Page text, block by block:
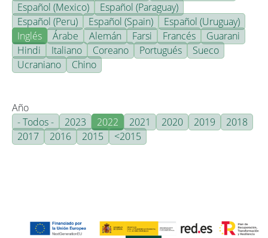
Español (Mexico)
Español (Paraguay)
Español (Peru)
Español (Spain)
Español (Uruguay)
Inglés
Árabe Alemán Farsi Francés
Guarani
Hindi
Italiano Coreano Portugués
Sueco
Ucraniano
Chino
Año
- Todos -
2023 2022 2021 2020 2019
2018
2017
2016 2015 <2015